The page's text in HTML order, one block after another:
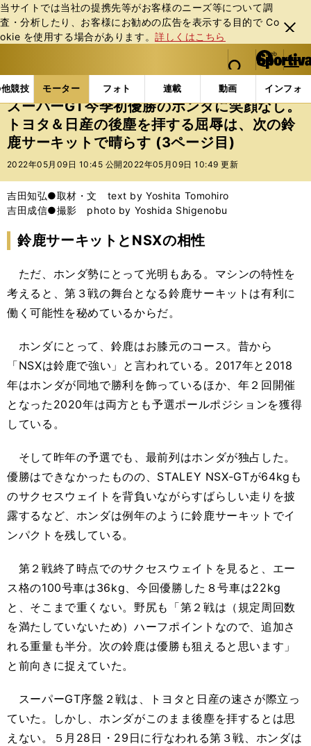
当サイトでは当社の提携先等がお客様のニーズ等について調
査・分析したり、お客様にお勧めの広告を表⽰する⽬的で Co
okie を使⽤する場合があります。詳しくはこちら
閉じ
る
web Sportiva (webスポルティーバ)
検索
マイペ
ー
ジ
メニュ
競技 モーター フォト 連載 動画 インフォ
b
ス
ポ
ル
テ
ー
バ
モーターの記事一覧 モーター その他 スーパー
スーパーGT今季初優勝のホンダに笑顔なし。
トヨタ＆日産の後塵を拝する屈辱は、次の鈴
鹿サーキットで晴らす (3ページ目)
2022年05月09日 10:45 公開 2022年05月09日 10:49 更新
吉田知弘●取材・文 text by Yoshita Tomohiro
吉田成信●撮影 photo by Yoshida Shigenobu
鈴鹿サーキットとNSXの相性
ただ、ホンダ勢にとって光明もある。マシンの特性を
考えると、第３戦の舞台となる鈴鹿サーキットは有利に
働く可能性を秘めているからだ。
ホンダにとって、鈴鹿はお膝元のコース。昔から
「NSXは鈴鹿で強い」と言われている。2017年と2018
年はホンダが同地で勝利を飾っているほか、年２回開催
となった2020年は両方とも予選ポールポジションを獲得
している。
そして昨年の予選でも、最前列はホンダが独占した。
優勝はできなかったものの、STALEY NSX-GTが64kgも
のサクセスウェイトを背負いながらすばらしい走りを披
露するなど、ホンダは例年のように鈴鹿サーキットでイ
ンパクトを残している。
第２戦終了時点でのサクセスウェイトを見ると、エー
ス格の100号車は36kg、今回優勝した８号車は22kg
と、そこまで重くない。野尻も「第２戦は（規定周回数
を満たしていないため）ハーフポイントなので、追加さ
れる重量も半分。次の鈴鹿は優勝も狙えると思います」
と前向きに捉えていた。
スーパーGT序盤２戦は、トヨタと日産の速さが際立っ
ていた。しかし、ホンダがこのまま後塵を拝するとは思
えない。５月28日・29日に行なわれる第３戦、ホンダは